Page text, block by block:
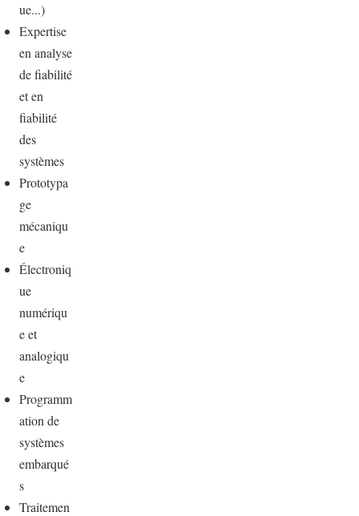
ue...)
Expertise
en analyse
de fiabilité
et en
fiabilité
des
systèmes
Prototypa
ge
mécaniqu
e
Électroniq
ue
numériqu
e et
analogiqu
e
Programm
ation de
systèmes
embarqué
s
Traitemen